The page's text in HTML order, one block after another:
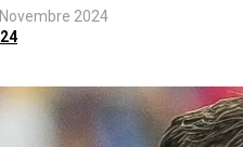
2024